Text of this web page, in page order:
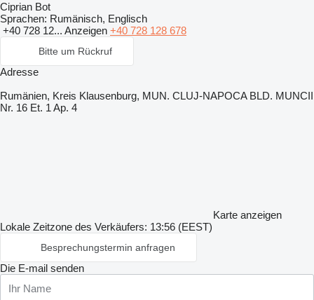
Ciprian Bot
Sprachen: Rumänisch, Englisch
+40 728 12... Anzeigen +40 728 128 678
Bitte um Rückruf
Adresse
Rumänien, Kreis Klausenburg, MUN. CLUJ-NAPOCA BLD. MUNCII
Nr. 16 Et. 1 Ap. 4
Karte anzeigen
Lokale Zeitzone des Verkäufers: 13:56 (EEST)
Besprechungstermin anfragen
Die E-mail senden